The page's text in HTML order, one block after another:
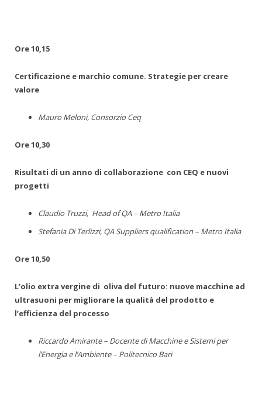
Ore 10,15
Certificazione e marchio comune. Strategie per creare
valore
Mauro Meloni, Consorzio Ceq
Ore 10,30
Risultati di un anno di collaborazione con CEQ e nuovi
progetti
Claudio Truzzi, Head of QA – Metro Italia
Stefania Di Terlizzi, QA Suppliers qualification – Metro Italia
Ore 10,50
L’olio extra vergine di oliva del futuro: nuove macchine ad
ultrasuoni per migliorare la qualità del prodotto e
l’efficienza del processo
Riccardo Amirante – Docente di Macchine e Sistemi per
l’Energia e l’Ambiente – Politecnico Bari